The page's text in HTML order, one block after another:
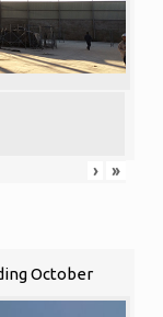
› »
October